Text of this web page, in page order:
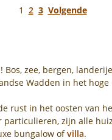
1 2 3 Volgende
Bos, zee, bergen,
Wadden in het
rust in het oosten van
zijn alle
bungalow ofvilla.